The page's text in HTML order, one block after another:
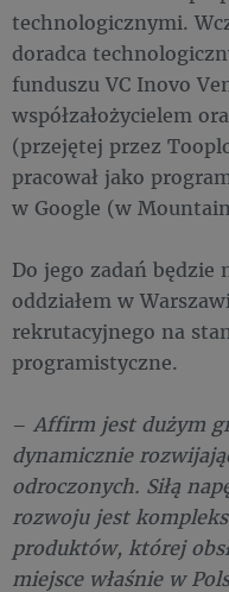
technologicznymi.
doradca
funduszu VC Inovo
współzałożycielem
(przejętej przez
pracował jako
w Google (w
Do jego zadań będzie
oddziałem w
rekrutacyjnego na
programistyczne.
– Affirm jest dużym
dynamicznie
odroczonych. Siłą
rozwoju jest
produktów, której
miejsce właśnie w